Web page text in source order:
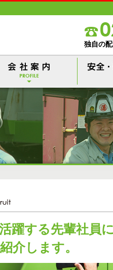
独自の
躍する先輩社員
介します。